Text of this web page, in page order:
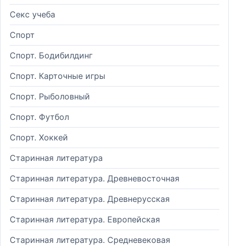
Секс учеба
Спорт
Спорт. Бодибилдинг
Спорт. Карточные игры
Спорт. Рыболовный
Спорт. Футбол
Спорт. Хоккей
Старинная литература
Старинная литература. Древневосточная
Старинная литература. Древнерусская
Старинная литература. Европейская
Старинная литература. Средневековая